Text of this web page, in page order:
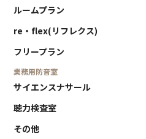
ルームプラン
re・flex(リフレクス)
フリープラン
業務用防音室
サイエンスナサール
聴力検査室
その他